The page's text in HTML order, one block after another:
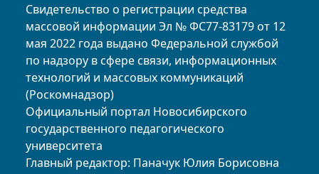
Свидетельство о регистрации средства
массовой информации Эл № ФС77-83179 от 12
мая 2022 года выдано Федеральной службой
по надзору в сфере связи, информационных
технологий и массовых коммуникаций
(Роскомнадзор)
Официальный портал Новосибирского
государственного педагогического
университета
Главный редактор: Паначук Юлия Борисовна